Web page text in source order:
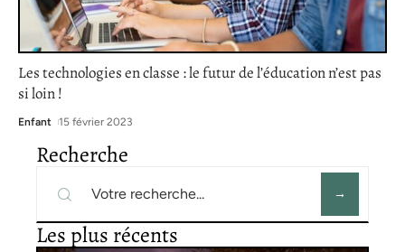
Les technologies en classe : le futur de l’éducation n’est pas
si loin !
Enfant 15 février 2023
Recherche
Les plus récents